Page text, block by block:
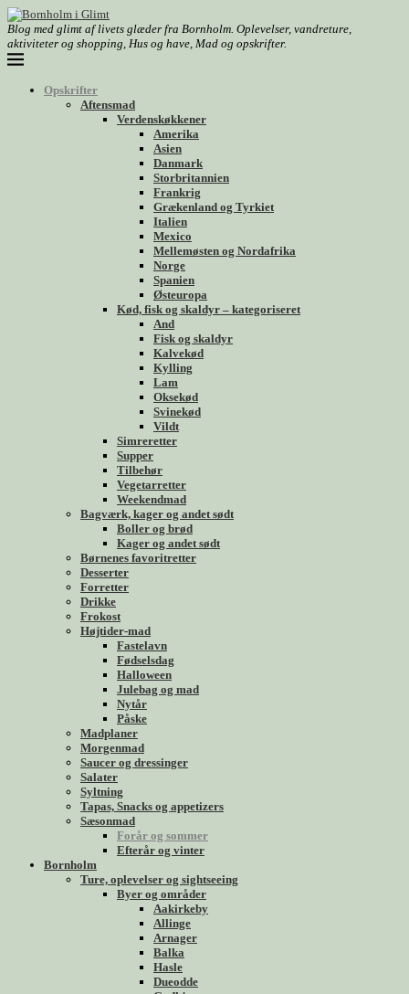
Blog med glimt af livets glæder fra Bornholm. Oplevelser, vandreture,
aktiviteter og shopping, Hus og have, Mad og opskrifter.
Opskrifter
Aftensmad
Verdenskøkkener
Amerika
Asien
Danmark
Storbritannien
Frankrig
Grækenland og Tyrkiet
Italien
Mexico
Mellemøsten og Nordafrika
Norge
Spanien
Østeuropa
Kød, fisk og skaldyr – kategoriseret
And
Fisk og skaldyr
Kalvekød
Kylling
Lam
Oksekød
Svinekød
Vildt
Simreretter
Supper
Tilbehør
Vegetarretter
Weekendmad
Bagværk, kager og andet sødt
Boller og brød
Kager og andet sødt
Børnenes favoritretter
Desserter
Forretter
Drikke
Frokost
Højtider-mad
Fastelavn
Fødselsdag
Halloween
Julebag og mad
Nytår
Påske
Madplaner
Morgenmad
Saucer og dressinger
Salater
Syltning
Tapas, Snacks og appetizers
Sæsonmad
Forår og sommer
Efterår og vinter
Bornholm
Ture, oplevelser og sightseeing
Byer og områder
Aakirkeby
Allinge
Arnager
Balka
Hasle
Dueodde